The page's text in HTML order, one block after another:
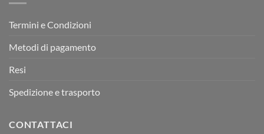
Termini e Condizioni
Metodi di pagamento
Resi
Spedizione e trasporto
CONTATTACI